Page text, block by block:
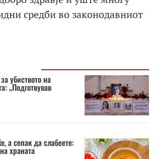
средби во законодавниот
убиството на
„Подготвував
а сепак да слабеете:
храната